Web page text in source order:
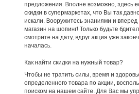
предложения. Вполне возможно, здесь
скидки в супермаркетах, что Вы так
искали. Вооружитесь знаниями и
магазин на шопинг! Только будьте
смотрите на дату, вдруг акция уже
началась.
Как найти скидки на нужный товар?
Чтобы не тратить силы, время и
определенного товара по акции,
поиском на нашем сайте. Для Вас мы